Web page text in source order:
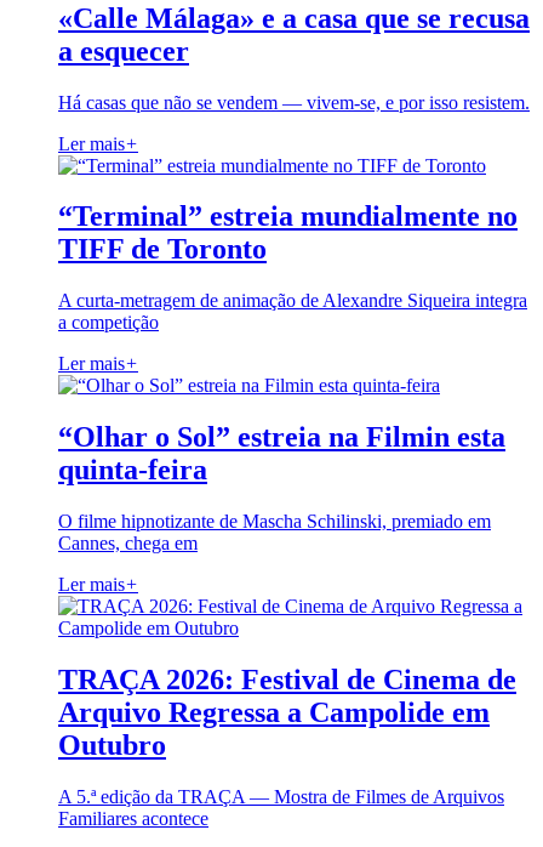
«Calle Málaga» e a casa que se recusa
a esquecer
Há casas que não se vendem — vivem-se, e por isso resistem.
Ler mais+
“Terminal” estreia mundialmente no
TIFF de Toronto
A curta-metragem de animação de Alexandre Siqueira integra
a competição
Ler mais+
“Olhar o Sol” estreia na Filmin esta
quinta-feira
O filme hipnotizante de Mascha Schilinski, premiado em
Cannes, chega em
Ler mais+
TRAÇA 2026: Festival de Cinema de
Arquivo Regressa a Campolide em
Outubro
A 5.ª edição da TRAÇA — Mostra de Filmes de Arquivos
Familiares acontece